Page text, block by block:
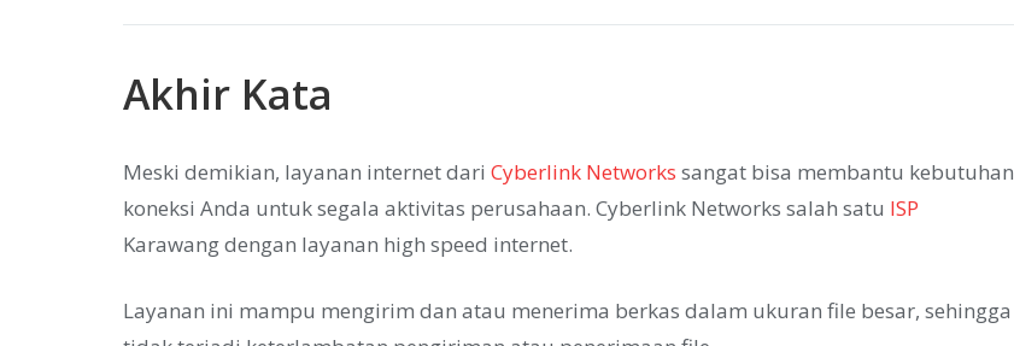
Akhir Kata
Meski demikian, layanan internet dari Cyberlink Networks sangat bisa membantu kebutuhan
koneksi Anda untuk segala aktivitas perusahaan. Cyberlink Networks salah satu ISP
Karawang dengan layanan high speed internet.
Layanan ini mampu mengirim dan atau menerima berkas dalam ukuran file besar, sehingga